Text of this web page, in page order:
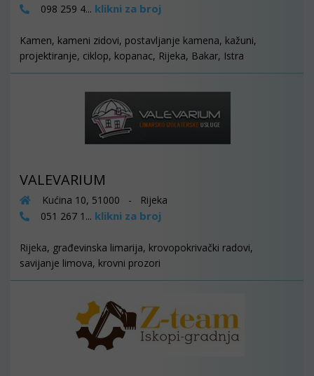
098 259 4... klikni za broj
Kamen, kameni zidovi, postavljanje kamena, kažuni,
projektiranje, ciklop, kopanac, Rijeka, Bakar, Istra
VALEVARIUM
Kućina 10, 51000 - Rijeka
051 267 1... klikni za broj
Rijeka, građevinska limarija, krovopokrivački radovi,
savijanje limova, krovni prozori